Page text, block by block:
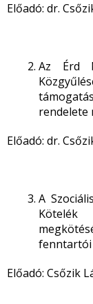
Előadó: dr.
Az Érd
rendelete
Előadó: dr.
A
Kötelék
fenntartói
Előadó: Csőzik